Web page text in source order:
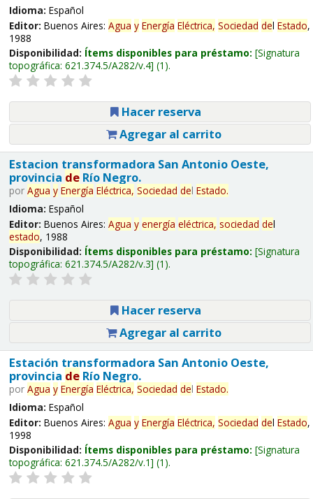
Idioma: Español
Editor: Buenos Aires: Agua y Energía Eléctrica, Sociedad del Estado,
1988
Disponibilidad: Ítems disponibles para préstamo: Signatura
topográfica: 621.374.5/A282/v.4 (1).
Hacer reserva
Agregar al carrito
Estacion transformadora San Antonio Oeste,
provincia deRío Negro.
por Agua y Energía Eléctrica, Sociedad del Estado.
Idioma: Español
Editor: Buenos Aires: Agua y energía eléctrica, sociedad del
estado, 1988
Disponibilidad: Ítems disponibles para préstamo: Signatura
topográfica: 621.374.5/A282/v.3 (1).
Hacer reserva
Agregar al carrito
Estación transformadora San Antonio Oeste,
provincia deRío Negro.
por Agua y Energía Eléctrica, Sociedad del Estado.
Idioma: Español
Editor: Buenos Aires: Agua y Energía Eléctrica, Sociedad del Estado,
1998
Disponibilidad: Ítems disponibles para préstamo: Signatura
topográfica: 621.374.5/A282/v.1 (1).